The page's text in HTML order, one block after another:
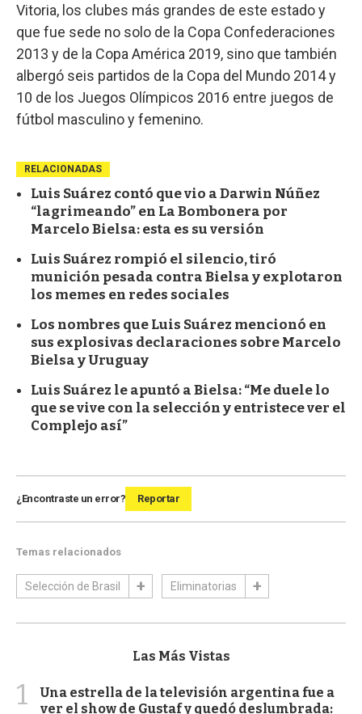
Vitoria, los clubes más grandes de este estado y
que fue sede no solo de la Copa Confederaciones
2013 y de la Copa América 2019, sino que también
albergó seis partidos de la Copa del Mundo 2014 y
10 de los Juegos Olímpicos 2016 entre juegos de
fútbol masculino y femenino.
RELACIONADAS
Luis Suárez contó que vio a Darwin Núñez
“lagrimeando” en La Bombonera por
Marcelo Bielsa: esta es su versión
Luis Suárez rompió el silencio, tiró
munición pesada contra Bielsa y explotaron
los memes en redes sociales
Los nombres que Luis Suárez mencionó en
sus explosivas declaraciones sobre Marcelo
Bielsa y Uruguay
Luis Suárez le apuntó a Bielsa: “Me duele lo
que se vive con la selección y entristece ver el
Complejo así”
¿Encontraste un error? Reportar
Temas relacionados
Selección de Brasil Eliminatorias
Las Más Vistas
1
Una estrella de la televisión argentina fue a
ver el show de Gustaf y quedó deslumbrada: